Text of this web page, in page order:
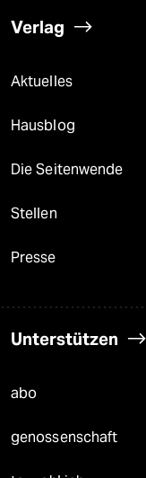
Verlag
Aktuelles
Hausblog
Die Seitenwende
Stellen
Presse
Unterstützen
abo
genossenschaft